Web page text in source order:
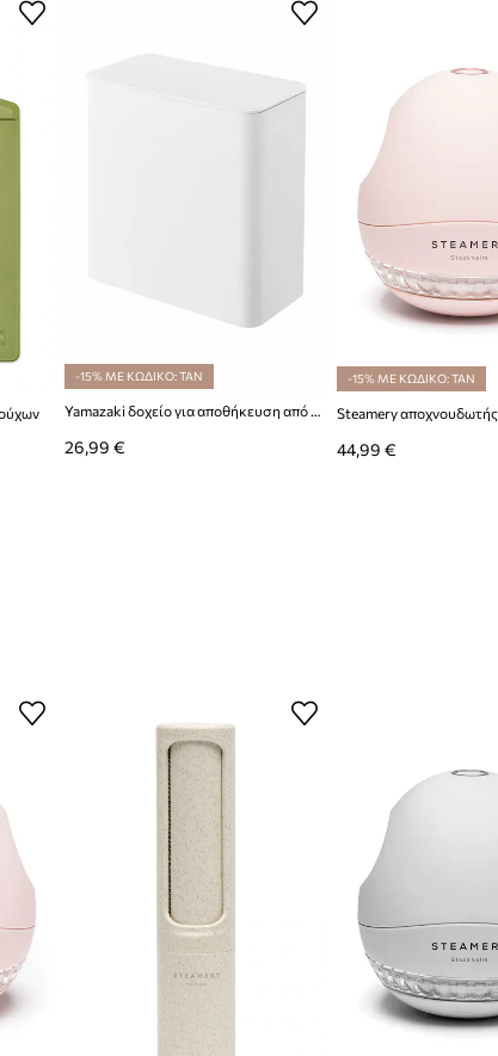
επικοινωνήστε με το
-15% ΜΕ ΚΩΔΙΚΟ: TAN
Yamazaki δοχείο για αποθήκευση από πλαστικό 17 x 9,5 x 17 cm
26,99 €
-15% ΜΕ ΚΩΔΙΚΟ: TAN
44,99 €